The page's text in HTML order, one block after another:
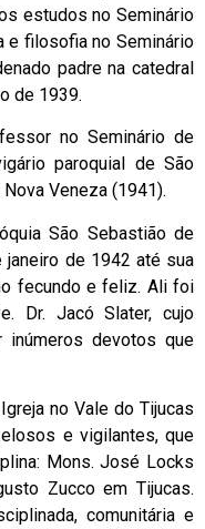
estudos no Seminário
e filosofia no Seminário
padre na catedral
de 1939.
no Seminário de
paroquial de São
Veneza (1941).
São Sebastião de
de 1942 até sua
fecundo e feliz. Ali foi
Dr. Jacó Slater, cujo
inúmeros devotos que
no Vale do Tijucas
e vigilantes, que
Mons. José Locks
Zucco em Tijucas.
comunitária e